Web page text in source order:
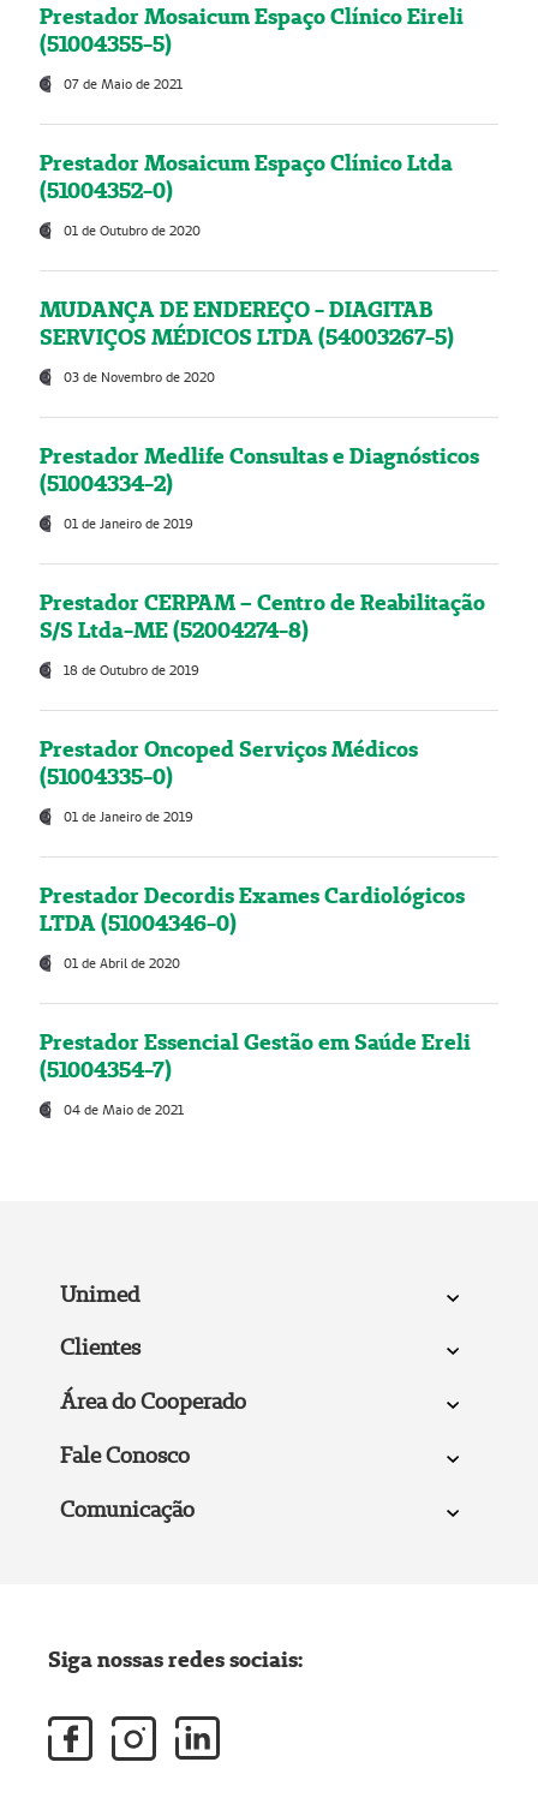
Prestador Mosaicum Espaço Clínico Eireli
(51004355-5)
07 de Maio de 2021
Prestador Mosaicum Espaço Clínico Ltda
(51004352-0)
01 de Outubro de 2020
MUDANÇA DE ENDEREÇO - DIAGITAB
SERVIÇOS MÉDICOS LTDA (54003267-5)
03 de Novembro de 2020
Prestador Medlife Consultas e Diagnósticos
(51004334-2)
01 de Janeiro de 2019
Prestador CERPAM – Centro de Reabilitação
S/S Ltda-ME (52004274-8)
18 de Outubro de 2019
Prestador Oncoped Serviços Médicos
(51004335-0)
01 de Janeiro de 2019
Prestador Decordis Exames Cardiológicos
LTDA (51004346-0)
01 de Abril de 2020
Prestador Essencial Gestão em Saúde Ereli
(51004354-7)
04 de Maio de 2021
Unimed
Clientes
Área do Cooperado
Fale Conosco
Comunicação
Siga nossas redes sociais: